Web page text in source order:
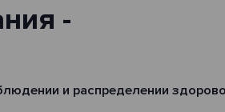
-
и распределении